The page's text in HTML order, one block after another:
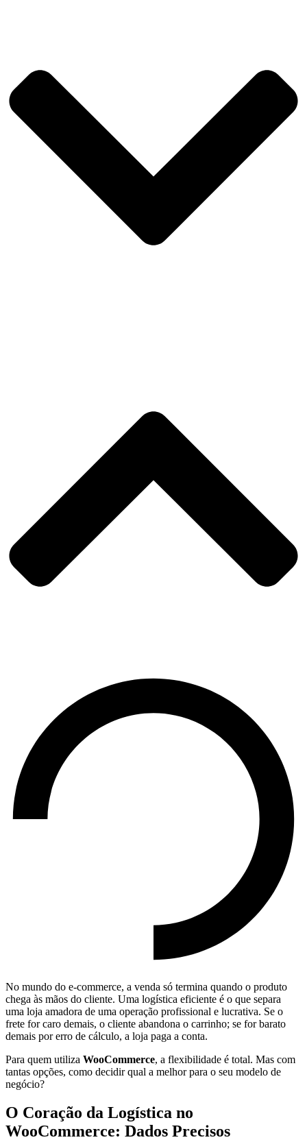
No mundo do e-commerce, a venda só termina quando o produto
chega às mãos do cliente. Uma logística eficiente é o que separa
uma loja amadora de uma operação profissional e lucrativa. Se o
frete for caro demais, o cliente abandona o carrinho; se for barato
demais por erro de cálculo, a loja paga a conta.
Para quem utiliza WooCommerce, a flexibilidade é total. Mas com
tantas opções, como decidir qual a melhor para o seu modelo de
negócio?
O Coração da Logística no
WooCommerce: Dados Precisos